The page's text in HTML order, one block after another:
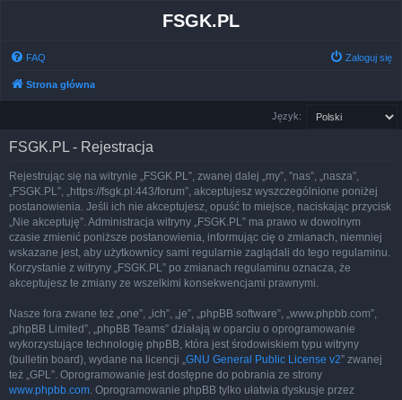
FSGK.PL
FAQ Zaloguj się
Strona główna
Język:
FSGK.PL - Rejestracja
Rejestrując się na witrynie „FSGK.PL”, zwanej dalej „my”, ”nas”, „nasza”,
„FSGK.PL”, „https://fsgk.pl:443/forum”, akceptujesz wyszczególnione poniżej
postanowienia. Jeśli ich nie akceptujesz, opuść to miejsce, naciskając przycisk
„Nie akceptuję”. Administracja witryny „FSGK.PL” ma prawo w dowolnym
czasie zmienić poniższe postanowienia, informując cię o zmianach, niemniej
wskazane jest, aby użytkownicy sami regularnie zaglądali do tego regulaminu.
Korzystanie z witryny „FSGK.PL” po zmianach regulaminu oznacza, że
akceptujesz te zmiany ze wszelkimi konsekwencjami prawnymi.
Nasze fora zwane też „one”, „ich”, „je”, „phpBB software”, „www.phpbb.com”,
„phpBB Limited”, „phpBB Teams” działają w oparciu o oprogramowanie
wykorzystujące technologię phpBB, która jest środowiskiem typu witryny
(bulletin board), wydane na licencji „GNU General Public License v2” zwanej
też „GPL”. Oprogramowanie jest dostępne do pobrania ze strony
www.phpbb.com. Oprogramowanie phpBB tylko ułatwia dyskusje przez